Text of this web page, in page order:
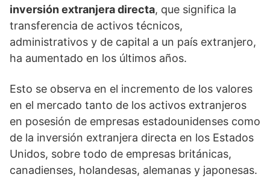
inversión extranjera directa, que significa la
transferencia de activos técnicos,
administrativos y de capital a un país extranjero,
ha aumentado en los últimos años.
Esto se observa en el incremento de los valores
en el mercado tanto de los activos extranjeros
en posesión de empresas estadounidenses como
de la inversión extranjera directa en los Estados
Unidos, sobre todo de empresas británicas,
canadienses, holandesas, alemanas y japonesas.